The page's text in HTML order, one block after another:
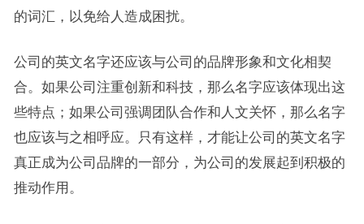
的词汇，以免给人造成困扰。
公司的英文名字还应该与公司的品牌形象和文化相契
合。如果公司注重创新和科技，那么名字应该体现出这
些特点；如果公司强调团队合作和人文关怀，那么名字
也应该与之相呼应。只有这样，才能让公司的英文名字
真正成为公司品牌的一部分，为公司的发展起到积极的
推动作用。